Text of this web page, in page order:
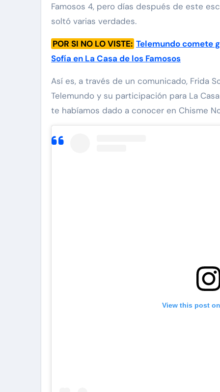
Famosos 4, pero días después de este
soltó varias verdades.
POR SI NO LO VISTE: Telemundo comete
Sofía en La Casa de los Famosos
Así es, a través de un comunicado, Frida
Telemundo y su participación para La
te habíamos dado a conocer en Chisme
View this post